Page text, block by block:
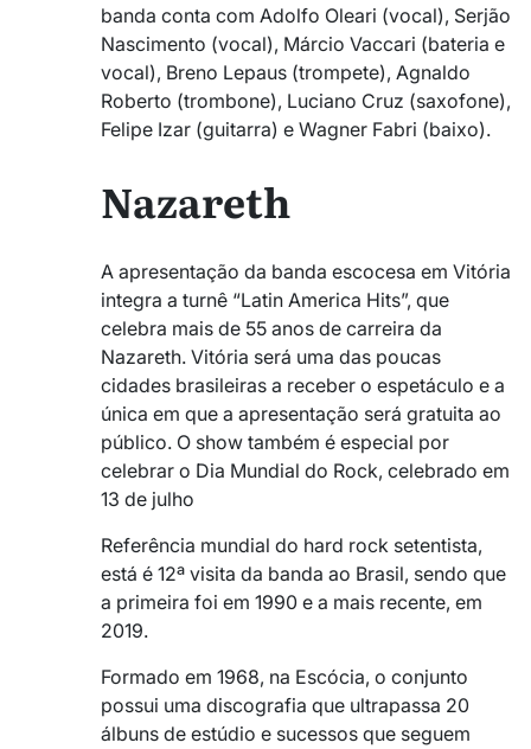
banda conta com Adolfo Oleari (vocal), Serjão
Nascimento (vocal), Márcio Vaccari (bateria e
vocal), Breno Lepaus (trompete), Agnaldo
Roberto (trombone), Luciano Cruz (saxofone),
Felipe Izar (guitarra) e Wagner Fabri (baixo).
Nazareth
A apresentação da banda escocesa em Vitória
integra a turnê “Latin America Hits”, que
celebra mais de 55 anos de carreira da
Nazareth. Vitória será uma das poucas
cidades brasileiras a receber o espetáculo e a
única em que a apresentação será gratuita ao
público. O show também é especial por
celebrar o Dia Mundial do Rock, celebrado em
13 de julho
Referência mundial do hard rock setentista,
está é 12ª visita da banda ao Brasil, sendo que
a primeira foi em 1990 e a mais recente, em
2019.
Formado em 1968, na Escócia, o conjunto
possui uma discografia que ultrapassa 20
álbuns de estúdio e sucessos que seguem